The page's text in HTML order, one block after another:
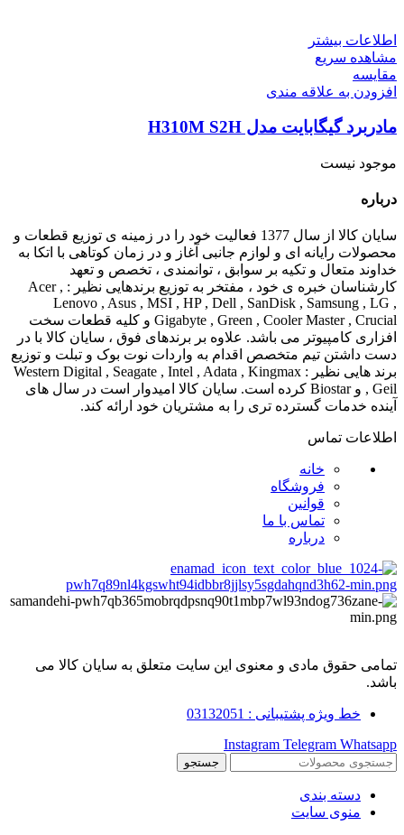
اطلاعات بیشتر
مشاهده سریع
مقایسه
افزودن به علاقه مندی
مادربرد گیگابایت مدل H310M S2H
موجود نیست
درباره
سایان کالا از سال 1377 فعالیت خود را در زمینه ی توزیع قطعات و
محصولات رایانه ای و لوازم جانبی آغاز و در زمان کوتاهی با اتکا به
خداوند متعال و تکیه بر سوابق ، توانمندی ، تخصص و تعهد
کارشناسان خبره ی خود ، مفتخر به توزیع برندهایی نظیر : Acer ,
Lenovo , Asus , MSI , HP , Dell , SanDisk , Samsung , LG ,
Gigabyte , Green , Cooler Master , Crucial و کلیه قطعات سخت
افزاری کامپیوتر می باشد. علاوه بر برندهای فوق ، سایان کالا با در
دست داشتن تیم متخصص اقدام به واردات نوت بوک و تبلت و توزیع
برند هایی نظیر : Western Digital , Seagate , Intel , Adata , Kingmax
, Geil و Biostar کرده است. سایان کالا امیدوار است در سال های
آینده خدمات گسترده تری را به مشتریان خود ارائه کند.
اطلاعات تماس
خانه
فروشگاه
قوانین
تماس با ما
درباره
تمامی حقوق مادی و معنوی این سایت متعلق به سایان کالا می
باشد.
خط ویژه پشتیبانی : 03132051
Instagram Telegram Whatsapp
جستجو
دسته بندی
منوی سایت